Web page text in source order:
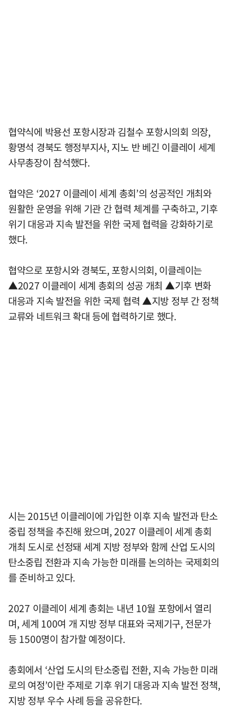
협약식에 박용선 포항시장과 김철수 포항시의회 의장,
황명석 경북도 행정부지사, 지노 반 베긴 이클레이 세계
사무총장이 참석했다.
협약은 ‘2027 이클레이 세계 총회’의 성공적인 개최와
원활한 운영을 위해 기관 간 협력 체계를 구축하고, 기후
위기 대응과 지속 발전을 위한 국제 협력을 강화하기로
했다.
협약으로 포항시와 경북도, 포항시의회, 이클레이는
▲2027 이클레이 세계 총회의 성공 개최 ▲기후 변화
대응과 지속 발전을 위한 국제 협력 ▲지방 정부 간 정책
교류와 네트워크 확대 등에 협력하기로 했다.
시는 2015년 이클레이에 가입한 이후 지속 발전과 탄소
중립 정책을 추진해 왔으며, 2027 이클레이 세계 총회
개최 도시로 선정돼 세계 지방 정부와 함께 산업 도시의
탄소중립 전환과 지속 가능한 미래를 논의하는 국제회의
를 준비하고 있다.
2027 이클레이 세계 총회는 내년 10월 포항에서 열리
며, 세계 100여 개 지방 정부 대표와 국제기구, 전문가
등 1500명이 참가할 예정이다.
총회에서 ‘산업 도시의 탄소중립 전환, 지속 가능한 미래
로의 여정’이란 주제로 기후 위기 대응과 지속 발전 정책,
지방 정부 우수 사례 등을 공유한다.